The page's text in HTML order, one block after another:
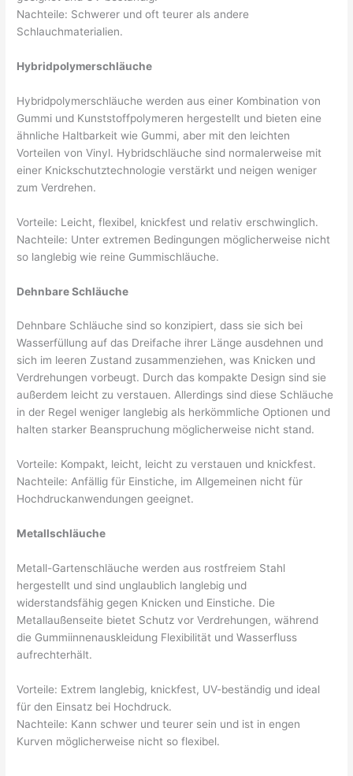
Nachteile: Schwerer und oft teurer als andere
Schlauchmaterialien.
Hybridpolymerschläuche
Hybridpolymerschläuche werden aus einer Kombination von
Gummi und Kunststoffpolymeren hergestellt und bieten eine
ähnliche Haltbarkeit wie Gummi, aber mit den leichten
Vorteilen von Vinyl. Hybridschläuche sind normalerweise mit
einer Knickschutztechnologie verstärkt und neigen weniger
zum Verdrehen.
Vorteile: Leicht, flexibel, knickfest und relativ erschwinglich.
Nachteile: Unter extremen Bedingungen möglicherweise nicht
so langlebig wie reine Gummischläuche.
Dehnbare Schläuche
Dehnbare Schläuche sind so konzipiert, dass sie sich bei
Wasserfüllung auf das Dreifache ihrer Länge ausdehnen und
sich im leeren Zustand zusammenziehen, was Knicken und
Verdrehungen vorbeugt. Durch das kompakte Design sind sie
außerdem leicht zu verstauen. Allerdings sind diese Schläuche
in der Regel weniger langlebig als herkömmliche Optionen und
halten starker Beanspruchung möglicherweise nicht stand.
Vorteile: Kompakt, leicht, leicht zu verstauen und knickfest.
Nachteile: Anfällig für Einstiche, im Allgemeinen nicht für
Hochdruckanwendungen geeignet.
Metallschläuche
Metall-Gartenschläuche werden aus rostfreiem Stahl
hergestellt und sind unglaublich langlebig und
widerstandsfähig gegen Knicken und Einstiche. Die
Metallaußenseite bietet Schutz vor Verdrehungen, während
die Gummiinnenauskleidung Flexibilität und Wasserfluss
aufrechterhält.
Vorteile: Extrem langlebig, knickfest, UV-beständig und ideal
für den Einsatz bei Hochdruck.
Nachteile: Kann schwer und teurer sein und ist in engen
Kurven möglicherweise nicht so flexibel.